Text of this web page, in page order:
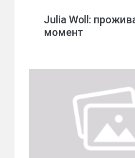
Julia Woll:
момент